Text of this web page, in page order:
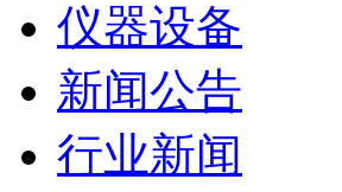
仪器设备
新闻公告
行业新闻